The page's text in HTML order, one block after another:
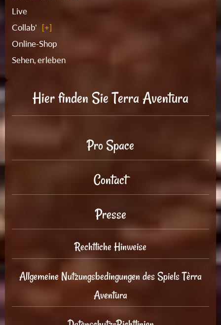
Live
Collab'
Online-Shop
Sehen, erleben
Hier finden Sie Terra Aventura
Pro Space
Contact
Presse
Rechtliche Hinweise
Allgemeine Nutzungsbedingungen des Spiels Tèrra
Aventura